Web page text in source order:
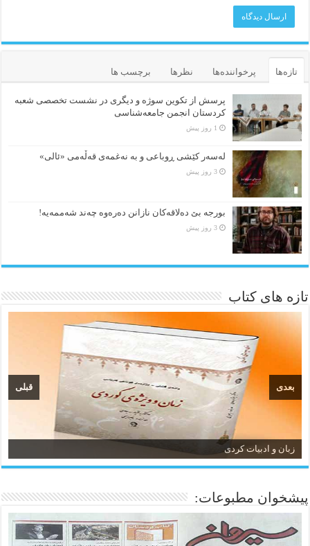
تازه‌ها پرخواننده‌ها نظرها برچسب ها
پرسش از تکوین سوژه و دیگری در نشست تخصصی شعبه
کردستان انجمن جامعه‌شناسی
1 روز پیش
لەسەر کێشی ڕوباعی و به نەغمەی قەڵەمی «ئالی»
3 روز پیش
بورجە بێ دەلاقەکان نازانن دەرەوە چەند شەممەیە!
3 روز پیش
تازه های کتاب
زبان و ادبیات کردی
قبلی بعدی
پیشخوان مطبوعات: